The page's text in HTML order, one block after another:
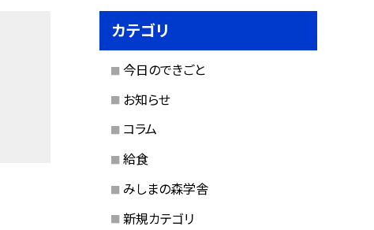
カテゴリ
今日のできごと
お知らせ
コラム
給食
みしまの森学舎
新規カテゴリ